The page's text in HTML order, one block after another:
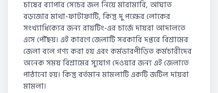
চাষের ব্যাপার সেচের জল নিয়ে মারামারি, আঘাত
বড়জোর মাথা-ফাটাফাটি, কিন্তু দু পক্ষের লোকের
সংখ্যাধিক্যের জন্য রায়টিং-এর চার্জে দায়রা আদালতে
এসে পৌঁছয়। এই কারণে জেলাটি সরকারি দপ্তরে বিশ্রামের
জেলা বলে গণ্য করা হয় এবং কর্মভারপীড়িত কর্মচারীদের
অনেক সময় বিশ্রামের সুযোগ দেওয়ার জন্য এই জেলাতে
পাঠানো হয়। কিন্তু বর্তমান মামলাটি একটি জটিল দায়রা
মামলা।